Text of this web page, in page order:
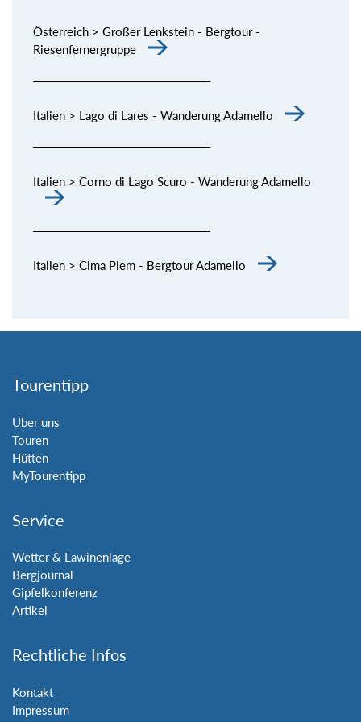
Österreich > Großer Lenkstein - Bergtour -
Riesenfernergruppe
Italien > Lago di Lares - Wanderung Adamello
Italien > Corno di Lago Scuro - Wanderung Adamello
Italien > Cima Plem - Bergtour Adamello
Tourentipp
Über uns
Touren
Hütten
MyTourentipp
Service
Wetter & Lawinenlage
Bergjournal
Gipfelkonferenz
Artikel
Rechtliche Infos
Kontakt
Impressum